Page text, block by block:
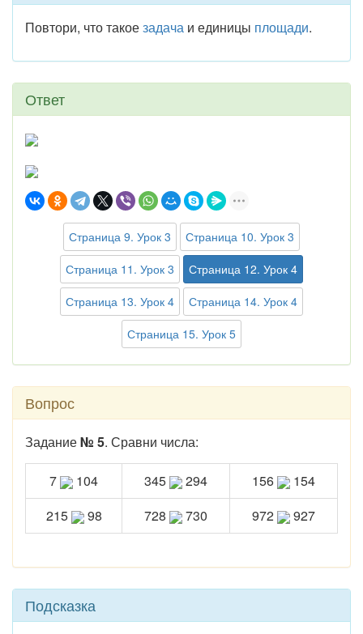
Повтори, что такоезадача и единицы площади.
Ответ
Страница 9. Урок 3
Страница 10. Урок 3
Страница 11. Урок 3
Страница 12. Урок 4
Страница 13. Урок 4
Страница 14. Урок 4
Страница 15. Урок 5
Вопрос
Задание№ 5. Сравни числа:
7 104 345 294 156
154
215
98 728 730 972 927
Подсказка